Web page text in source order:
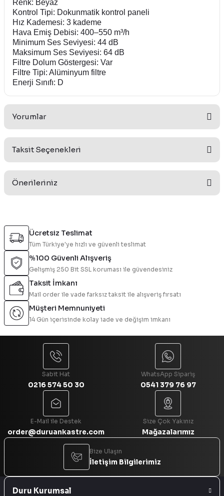
Renk: Beyaz
Kontrol Tipi: Dokunmatik kontrol paneli
Hız Kademesi: 3 kademe
Hava Emiş Debisi: 400–550 m³/h
Minimum Ses Seviyesi: 44 dB
Maksimum Ses Seviyesi: 64 dB
Filtre Dolum Göstergesi: Var
Filtre Tipi: Alüminyum filtre
Enerji Sınıfı: D
Yorumlar
Yorum Yaz
Taksit Seçenekleri
Önerileriniz
konularda yetersiz gördüğünüz noktaları öneri formunu
kullanarak tarafımıza iletebilirsiniz.
Görüş ve önerileriniz için teşekkür ederiz.
Ürün resmi kalitesiz, bozuk veya görüntülenemiyor.
Ürün açıklamasında eksik bilgiler bulunuyor.
Ürün bilgilerinde hatalar bulunuyor.
Ürün fiyatı diğer sitelerden daha pahalı.
Ücretsiz Teslimat
Tüm Türkiye'ye hızlı ve güvenli teslimat
%100 Güvenli Alışveriş
Gelişmiş 250 Bit SSL koruması ile güvendesiniz
Taksit İmkanı
Mail order ile vade farksız taksit ile alışveriş fırsatı
Müşteri Memnuniyeti
14 Gün içerisinde kolay iade ve değişim imkanı
Sabit Hat
0216 574 50 30
WhatsApp Sipariş
0541 379 76 97
E-Mail ile Destek
order@duruankastre.com
Size Çok Yakınız
Mağazalarımız
Bize Ulaşın
İletişim Bilgilerimiz
Duru Kurumsal